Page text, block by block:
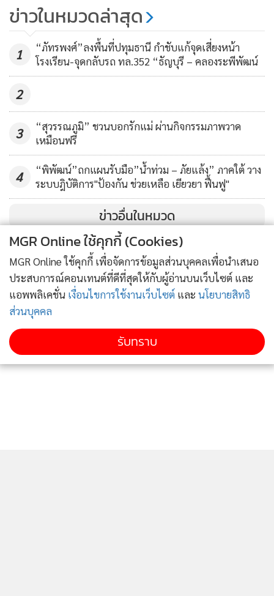
การ ซึ่งตนจะตั้งคณะทำงานฯ ไปเจรจา โดยจะต้องจบภายใน 2 ปี
และสามารถทำได้อย่างเป็นรูปธรรม
1,558
พื้นที่ใต้ทางด่วนจัด Market
Sounding เล็งนำร่องกลุ่มมีศักยภาพ
สูง
ข่าวในหมวดล่าสุด
1
“ภัทรพงศ์”ลงพื้นที่ปทุมธานี กำชับแก้จุดเสี่ยงหน้า
โรงเรียน-จุดกลับรถ ทล.352 “ธัญบุรี – คลองระพีพัฒน์
2
3
“สุวรรณภูมิ” ชวนบอกรักแม่ ผ่านกิจกรรมภาพวาด
เหมือนฟรี
4
“พิพัฒน์”ถกแผนรับมือ”น้ำท่วม – ภัยแล้ง” ภาคใต้ วาง
ระบบฎิบัติการ"ป้องกัน ช่วยเหลือ เยียวยา ฟื้นฟู"
ข่าวอื่นในหมวด
MGR Online ใช้คุกกี้ (Cookies)
MGR Online ใช้คุกกี้ เพื่อจัดการข้อมูลส่วนบุคคลเพื่อนำเสนอ
ประสบการณ์คอนเทนต์ที่ดีที่สุดให้กับผู้อ่านบนเว็บไซต์ และ
แอพพลิเคชั่น เงื่อนไขการใช้งานเว็บไซต์ และ นโยบายสิทธิ
ส่วนบุคคล
รับทราบ